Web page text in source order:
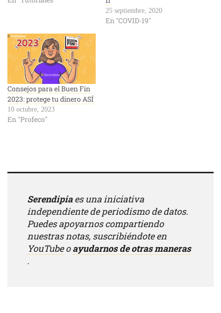
25 septiembre, 2020
En "COVID-19"
Consejos para el Buen Fin
2023: protege tu dinero ASÍ
10 octubre, 2023
En "Profeco"
Serendipiaes una iniciativa
independiente de periodismo de datos.
Puedes apoyarnos compartiendo
nuestras notas, suscribiéndote en
YouTubeoayudarnos de otras maneras
.